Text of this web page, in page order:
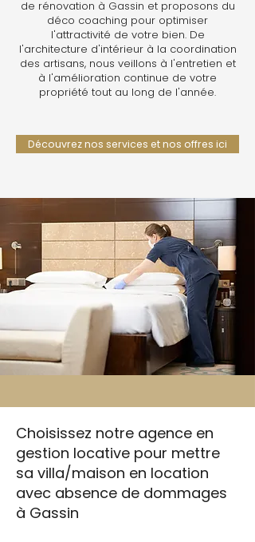
de rénovation à Gassin et proposons du
déco coaching pour optimiser
l'attractivité de votre bien. De
l'architecture d'intérieur à la coordination
des artisans, nous veillons à l'entretien et
à l'amélioration continue de votre
propriété tout au long de l'année.
Découvrez nos services et nos offres ici
Choisissez notre agence en
gestion locative pour mettre
sa villa/maison en location
avec absence de dommages
à Gassin